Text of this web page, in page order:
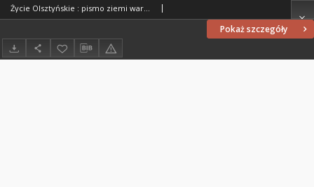
Pokaż szczegóły
Życie Olsztyńskie : pismo ziemi warmińsko-mazurskiej, 1952, nr 52